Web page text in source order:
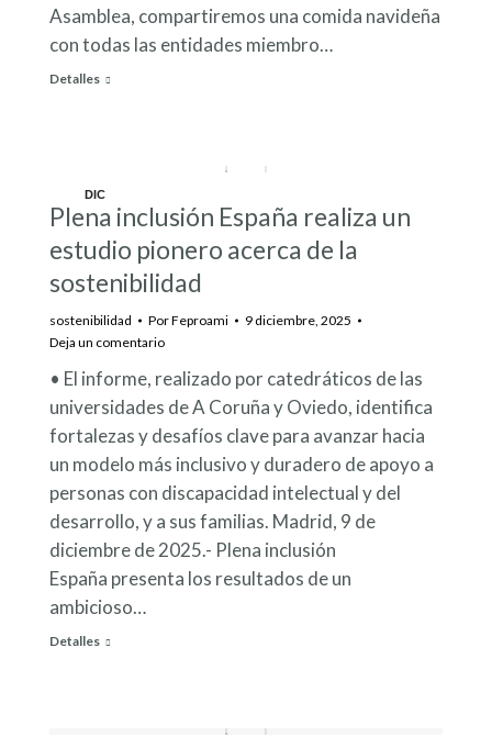
Asamblea, compartiremos una comida navideña
con todas las entidades miembro…
Detalles
DIC
9
Plena inclusión España realiza un
estudio pionero acerca de la
sostenibilidad
sostenibilidad PorFeproami
9 diciembre, 2025
Deja un comentario
• El informe, realizado por catedráticos de las
universidades de A Coruña y Oviedo, identifica
fortalezas y desafíos clave para avanzar hacia
un modelo más inclusivo y duradero de apoyo a
personas con discapacidad intelectual y del
desarrollo, y a sus familias. Madrid, 9 de
diciembre de 2025.- Plena inclusión
España presenta los resultados de un
ambicioso…
Detalles